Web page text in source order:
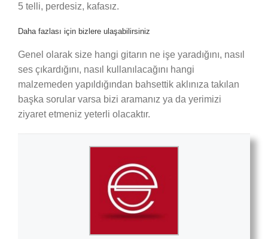
5 telli, perdesiz, kafasız.
Daha fazlası için bizlere ulaşabilirsiniz
Genel olarak size hangi gitarın ne işe yaradığını, nasıl
ses çıkardığını, nasıl kullanılacağını hangi
malzemeden yapıldığından bahsettik aklınıza takılan
başka sorular varsa bizi aramanız ya da yerimizi
ziyaret etmeniz yeterli olacaktır.